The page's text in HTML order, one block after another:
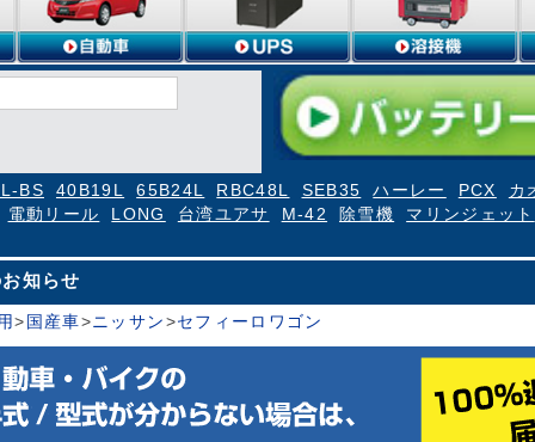
BS 40B19L 65B24L RBC48L SEB35 ハーレー PCX
カ
電動リール
LONG 台湾ユアサ M-42 除雪機 マリンジェット
知らせ
> 国産車>ニッサン >セフィーロワゴン